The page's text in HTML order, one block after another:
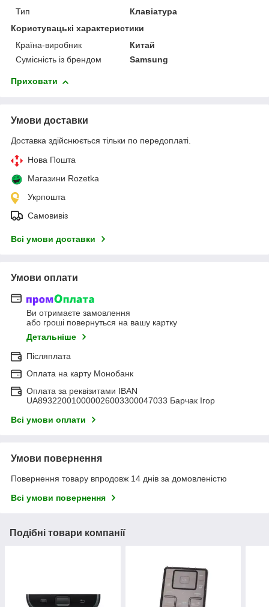
Тип
Клавіатура
Користувацькі характеристики
Країна-виробник
Китай
Сумісність із брендом
Samsung
Приховати
Умови доставки
Доставка здійснюється тільки по передоплаті.
Нова Пошта
Магазини Rozetka
Укрпошта
Самовивіз
Всі умови доставки
Умови оплати
Ви отримаєте замовлення
або гроші повернуться на вашу картку
Детальніше
Післяплата
Оплата на карту Монобанк
Оплата за реквізитами IBAN
UA893220010000026003300047033 Барчак Ігор
Всі умови оплати
Умови повернення
Повернення товару впродовж 14 днів за домовленістю
Всі умови повернення
Подібні товари компанії